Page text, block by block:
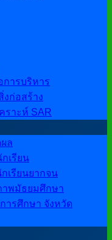
การบริหาร
งก่อสร้าง
ราะห์ SAR
ล
เรียน
เรียนยากจน
พมัธยมศึกษา
ารศึกษา จังหวัด